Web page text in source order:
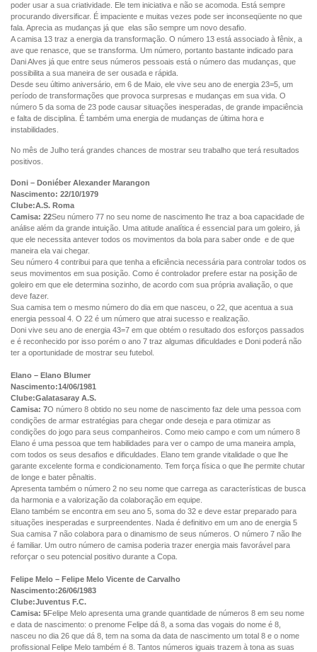
poder usar a sua criatividade. Ele tem iniciativa e não se acomoda. Está sempre
procurando diversificar. É impaciente e muitas vezes pode ser inconseqüente no que
fala. Aprecia as mudanças já que elas são sempre um novo desafio.
A camisa 13 traz a energia da transformação. O número 13 está associado à fênix, a
ave que renasce, que se transforma. Um número, portanto bastante indicado para
Dani Alves já que entre seus números pessoais está o número das mudanças, que
possibilita a sua maneira de ser ousada e rápida.
Desde seu último aniversário, em 6 de Maio, ele vive seu ano de energia 23=5, um
período de transformações que provoca surpresas e mudanças em sua vida. O
número 5 da soma de 23 pode causar situações inesperadas, de grande impaciência
e falta de disciplina. É também uma energia de mudanças de última hora e
instabilidades.
No mês de Julho terá grandes chances de mostrar seu trabalho que terá resultados
positivos.
Doni – Doniéber Alexander Marangon
Nascimento: 22/10/1979
Clube:A.S. Roma
Camisa: 22Seu número 77 no seu nome de nascimento lhe traz a boa capacidade de
análise além da grande intuição. Uma atitude analítica é essencial para um goleiro, já
que ele necessita antever todos os movimentos da bola para saber onde e de que
maneira ela vai chegar.
Seu número 4 contribui para que tenha a eficiência necessária para controlar todos os
seus movimentos em sua posição. Como é controlador prefere estar na posição de
goleiro em que ele determina sozinho, de acordo com sua própria avaliação, o que
deve fazer.
Sua camisa tem o mesmo número do dia em que nasceu, o 22, que acentua a sua
energia pessoal 4. O 22 é um número que atrai sucesso e realização.
Doni vive seu ano de energia 43=7 em que obtém o resultado dos esforços passados
e é reconhecido por isso porém o ano 7 traz algumas dificuldades e Doni poderá não
ter a oportunidade de mostrar seu futebol.
Elano – Elano Blumer
Nascimento:14/06/1981
Clube:Galatasaray A.S.
Camisa: 7O número 8 obtido no seu nome de nascimento faz dele uma pessoa com
condições de armar estratégias para chegar onde deseja e para otimizar as
condições do jogo para seus companheiros. Como meio campo e com um número 8
Elano é uma pessoa que tem habilidades para ver o campo de uma maneira ampla,
com todos os seus desafios e dificuldades. Elano tem grande vitalidade o que lhe
garante excelente forma e condicionamento. Tem força física o que lhe permite chutar
de longe e bater pênaltis.
Apresenta também o número 2 no seu nome que carrega as características de busca
da harmonia e a valorização da colaboração em equipe.
Elano também se encontra em seu ano 5, soma do 32 e deve estar preparado para
situações inesperadas e surpreendentes. Nada é definitivo em um ano de energia 5
Sua camisa 7 não colabora para o dinamismo de seus números. O número 7 não lhe
é familiar. Um outro número de camisa poderia trazer energia mais favorável para
reforçar o seu potencial positivo durante a Copa.
Felipe Melo – Felipe Melo Vicente de Carvalho
Nascimento:26/06/1983
Clube:Juventus F.C.
Camisa: 5Felipe Melo apresenta uma grande quantidade de números 8 em seu nome
e data de nascimento: o prenome Felipe dá 8, a soma das vogais do nome é 8,
nasceu no dia 26 que dá 8, tem na soma da data de nascimento um total 8 e o nome
profissional Felipe Melo também é 8. Tantos números iguais trazem à tona as suas